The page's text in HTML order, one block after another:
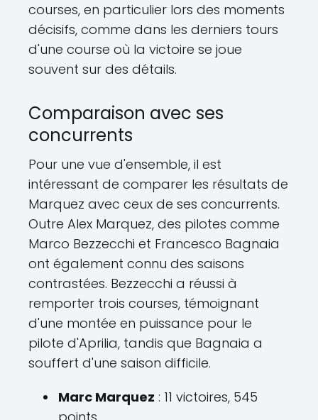
courses, en particulier lors des moments
décisifs, comme dans les derniers tours
d'une course où la victoire se joue
souvent sur des détails.
Comparaison avec ses
concurrents
Pour une vue d'ensemble, il est
intéressant de comparer les résultats de
Marquez avec ceux de ses concurrents.
Outre Alex Marquez, des pilotes comme
Marco Bezzecchi et Francesco Bagnaia
ont également connu des saisons
contrastées. Bezzecchi a réussi à
remporter trois courses, témoignant
d'une montée en puissance pour le
pilote d'Aprilia, tandis que Bagnaia a
souffert d'une saison difficile.
Marc Marquez : 11 victoires, 545